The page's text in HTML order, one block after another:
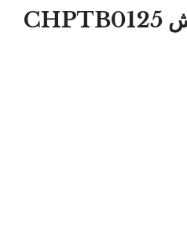
بروش صبغ 2.5انش CHPTB0125